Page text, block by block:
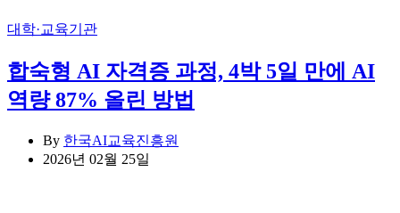
Categories
대학·교육기관
합숙형 AI 자격증 과정, 4박 5일 만에 AI
역량 87% 올린 방법
By 한국AI교육진흥원
2026년 02월 25일